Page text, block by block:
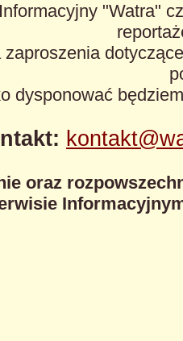
"Watra"
dysponować
oraz